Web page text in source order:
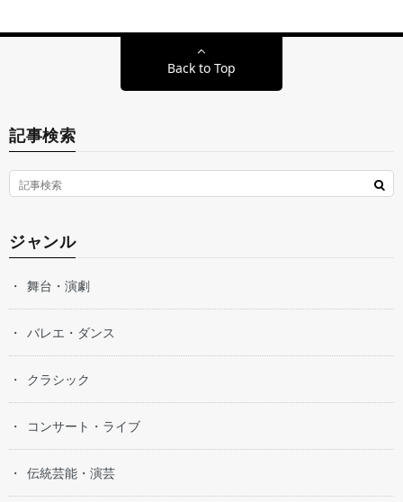
Back to Top
記事検索
ジャンル
舞台・演劇
バレエ・ダンス
クラシック
コンサート・ライブ
伝統芸能・演芸